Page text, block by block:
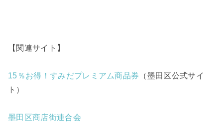
【関連サイト】
15％お得！すみだプレミアム商品券 （墨田区公式サイ
ト）
墨田区商店街連合会